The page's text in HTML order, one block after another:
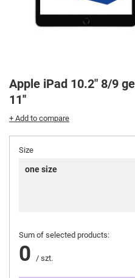
Apple iPad 10.2" 8/9
11''
+ Add to compare
Size
one size
Sum of selected products:
0 / szt.